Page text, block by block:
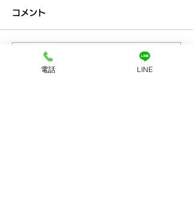
兵庫区でルイヴィトンバ
コメント
コメントを追加…
電話 LINE